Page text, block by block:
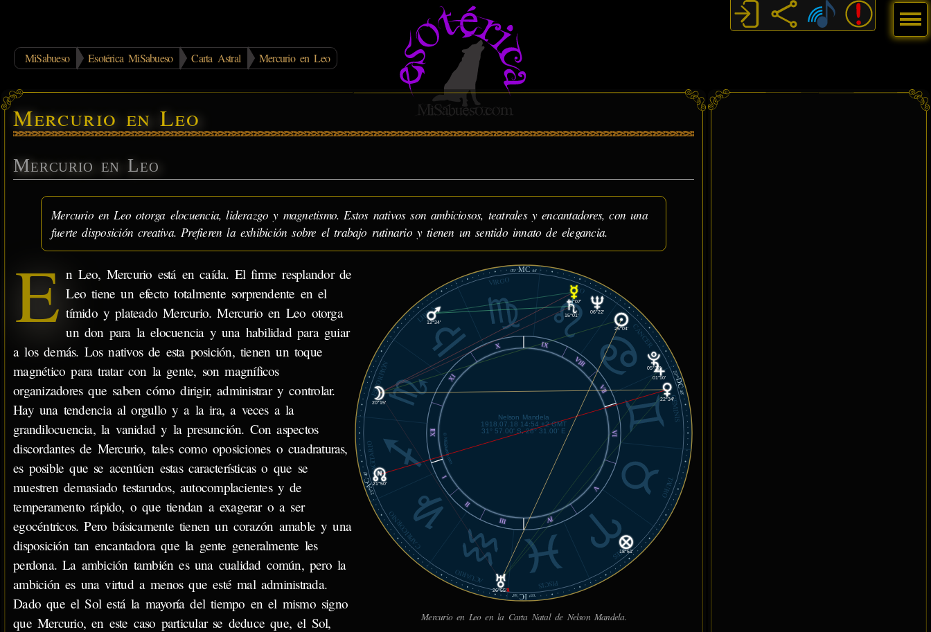
MiSabueso Esotérica MiSabueso Carta Astral Mercurio en Leo
Mercurio en Leo
Mercurio en Leo
Mercurio en Leo otorga elocuencia, liderazgo y magnetismo. Estos nativos son ambiciosos, teatrales y encantadores, con una
fuerte disposición creativa. Prefieren la exhibición sobre el trabajo rutinario y tienen un sentido innato de elegancia.
© MiSabueso.com
23°
AC
40'
23°
DC
40'
05°MC 44'
05°
IC
44'
ARIES
TAURO
GÉMINIS
CÁNCER
LEO
VIRGO
LIBRA
ESCORPIÓN
SAGITARIO
CAPRICORNIO
ACUARIO PISCIS
X
XI
XII
I
II
III IV
V
VI
VII
VIII
IX
25°04'
20°15'
16°07'
22°34'
12°34'
01°10'
15°01'
26°55'℞
06°22'
05°32'
21°50'
18°51'
Nelson Mandela
1918.07.18 14:54 +2 GMT
31° 57.00' S, 28° 31.00' E
Mercurio en Leo en la Carta Natal de Nelson Mandela.
E n Leo, Mercurio está en caída. El firme resplandor de
Leo tiene un efecto totalmente sorprendente en el
tímido y plateado Mercurio. Mercurio en Leo otorga
un don para la elocuencia y una habilidad para guiar
a los demás. Los nativos de esta posición, tienen un toque
magnético para tratar con la gente, son magníficos
organizadores que saben cómo dirigir, administrar y controlar.
Hay una tendencia al orgullo y a la ira, a veces a la
grandilocuencia, la vanidad y la presunción. Con aspectos
discordantes de Mercurio, tales como oposiciones o cuadraturas,
es posible que se acentúen estas características o que se
muestren demasiado testarudos, autocomplacientes y de
temperamento rápido, o que tiendan a exagerar o a ser
egocéntricos. Pero básicamente tienen un corazón amable y una
disposición tan encantadora que la gente generalmente les
perdona. La ambición también es una cualidad común, pero la
ambición es una virtud a menos que esté mal administrada.
Dado que el Sol está la mayoría del tiempo en el mismo signo
que Mercurio, en este caso particular se deduce que, el Sol,
Menú